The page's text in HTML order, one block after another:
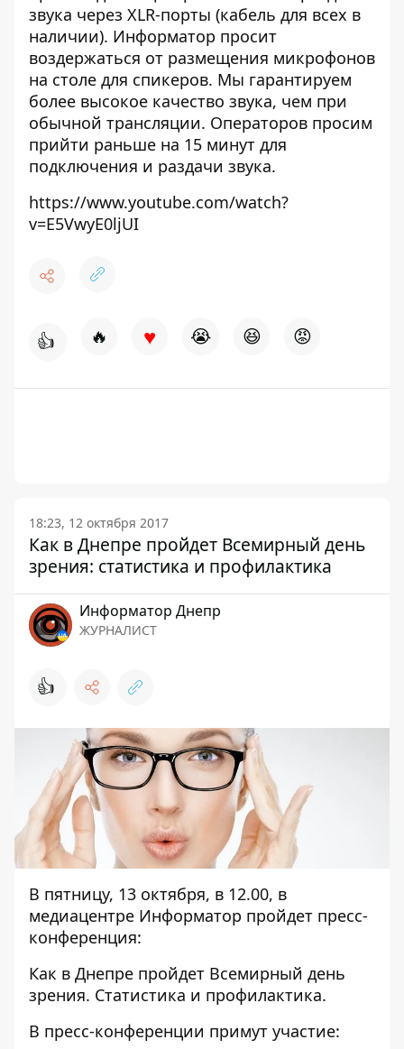
звука через XLR-порты (кабель для всех в
наличии). Информатор просит
воздержаться от размещения микрофонов
на столе для спикеров. Мы гарантируем
более высокое качество звука, чем при
обычной трансляции. Операторов просим
прийти раньше на 15 минут для
подключения и раздачи звука.
https://www.youtube.com/watch?
v=E5VwyE0ljUI
👍 🔥 ♥ 😭 😆 😡
18:23, 12 октября 2017
Как в Днепре пройдет Всемирный день
зрения: статистика и профилактика
Информатор Днепр
ЖУРНАЛИСТ
👍
В пятницу, 13 октября, в 12.00, в
медиацентре Информатор пройдет пресс-
конференция:
Как в Днепре пройдет Всемирный день
зрения. Статистика и профилактика.
В пресс-конференции примут участие: